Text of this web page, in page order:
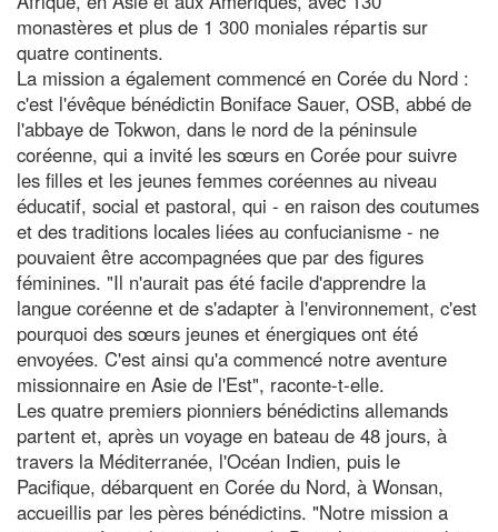
monastères et plus de 1 300 moniales répartis sur
quatre continents.
La mission a également commencé en Corée du Nord :
c'est l'évêque bénédictin Boniface Sauer, OSB, abbé de
l'abbaye de Tokwon, dans le nord de la péninsule
coréenne, qui a invité les sœurs en Corée pour suivre
les filles et les jeunes femmes coréennes au niveau
éducatif, social et pastoral, qui - en raison des coutumes
et des traditions locales liées au confucianisme - ne
pouvaient être accompagnées que par des figures
féminines. "Il n'aurait pas été facile d'apprendre la
langue coréenne et de s'adapter à l'environnement, c'est
pourquoi des sœurs jeunes et énergiques ont été
envoyées. C'est ainsi qu'a commencé notre aventure
missionnaire en Asie de l'Est", raconte-t-elle.
Les quatre premiers pionniers bénédictins allemands
partent et, après un voyage en bateau de 48 jours, à
travers la Méditerranée, l'Océan Indien, puis le
Pacifique, débarquent en Corée du Nord, à Wonsan,
accueillis par les pères bénédictins. "Notre mission a